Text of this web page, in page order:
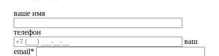
ваше имя
телефон
ваш
email*